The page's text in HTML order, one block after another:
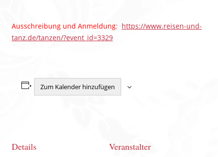
Ausschreibung und Anmeldung: https://www.reisen-und-
tanz.de/tanzen/?event_id=3329
Zum Kalender hinzufügen
Details Veranstalter